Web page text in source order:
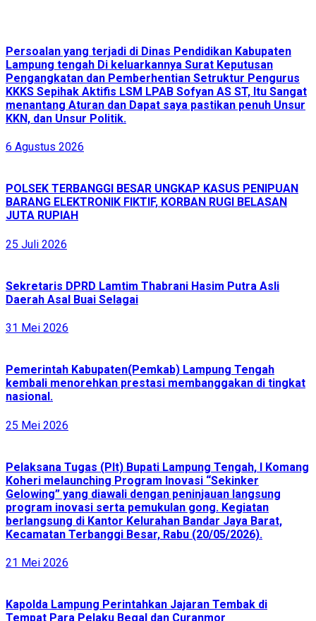
Persoalan yang terjadi di Dinas Pendidikan Kabupaten
Lampung tengah Di keluarkannya Surat Keputusan
Pengangkatan dan Pemberhentian Setruktur Pengurus
KKKS Sepihak Aktifis LSM LPAB Sofyan AS ST, Itu Sangat
menantang Aturan dan Dapat saya pastikan penuh Unsur
KKN, dan Unsur Politik.
6 Agustus 2026
POLSEK TERBANGGI BESAR UNGKAP KASUS PENIPUAN
BARANG ELEKTRONIK FIKTIF, KORBAN RUGI BELASAN
JUTA RUPIAH
25 Juli 2026
Sekretaris DPRD Lamtim Thabrani Hasim Putra Asli
Daerah Asal Buai Selagai
31 Mei 2026
Pemerintah Kabupaten(Pemkab) Lampung Tengah
kembali menorehkan prestasi membanggakan di tingkat
nasional.
25 Mei 2026
Pelaksana Tugas (Plt) Bupati Lampung Tengah, I Komang
Koheri melaunching Program Inovasi “Sekinker
Gelowing” yang diawali dengan peninjauan langsung
program inovasi serta pemukulan gong. Kegiatan
berlangsung di Kantor Kelurahan Bandar Jaya Barat,
Kecamatan Terbanggi Besar, Rabu (20/05/2026).
21 Mei 2026
Kapolda Lampung Perintahkan Jajaran Tembak di
Tempat Para Pelaku Begal dan Curanmor